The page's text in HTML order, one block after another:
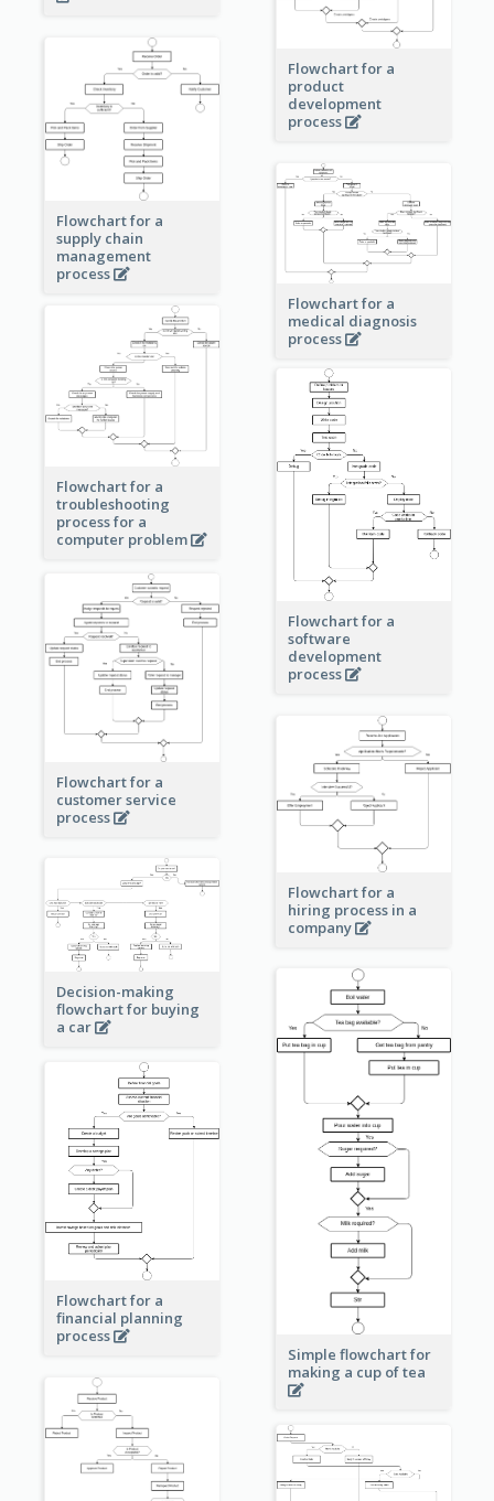
Flowchart for a
product
development
process
Flowchart for a
supply chain
management
process
Flowchart for a
medical diagnosis
process
Flowchart for a
troubleshooting
process for a
computer problem
Flowchart for a
software
development
process
Flowchart for a
customer service
process
Flowchart for a
hiring process in a
company
Decision-making
flowchart for buying
a car
Simple flowchart for
making a cup of tea
Flowchart for a
financial planning
process